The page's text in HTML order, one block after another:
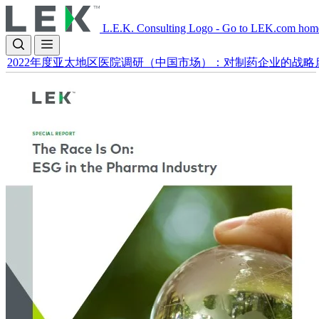
to
main
content
L.E.K. Consulting Logo - Go to LEK.com
2022年度亚太地区医院调研（中国市场）：对制药企业的战略
Image